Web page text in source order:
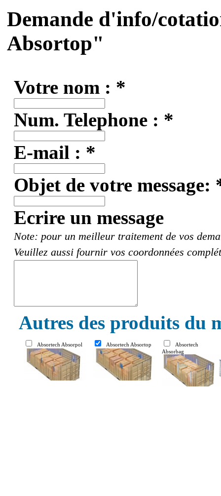
Demande d'info/
Absortop"
Votre nom : *
Num. Telephone : *
E-mail : *
Objet de votre message:
Ecrire un message
Note: pour un meilleur traitement de vos
Veuillez aussi fournir vos coordonnées
Autres des produits du
Absortech Absorpol Absortech Absortop
Absortech
Absorbag